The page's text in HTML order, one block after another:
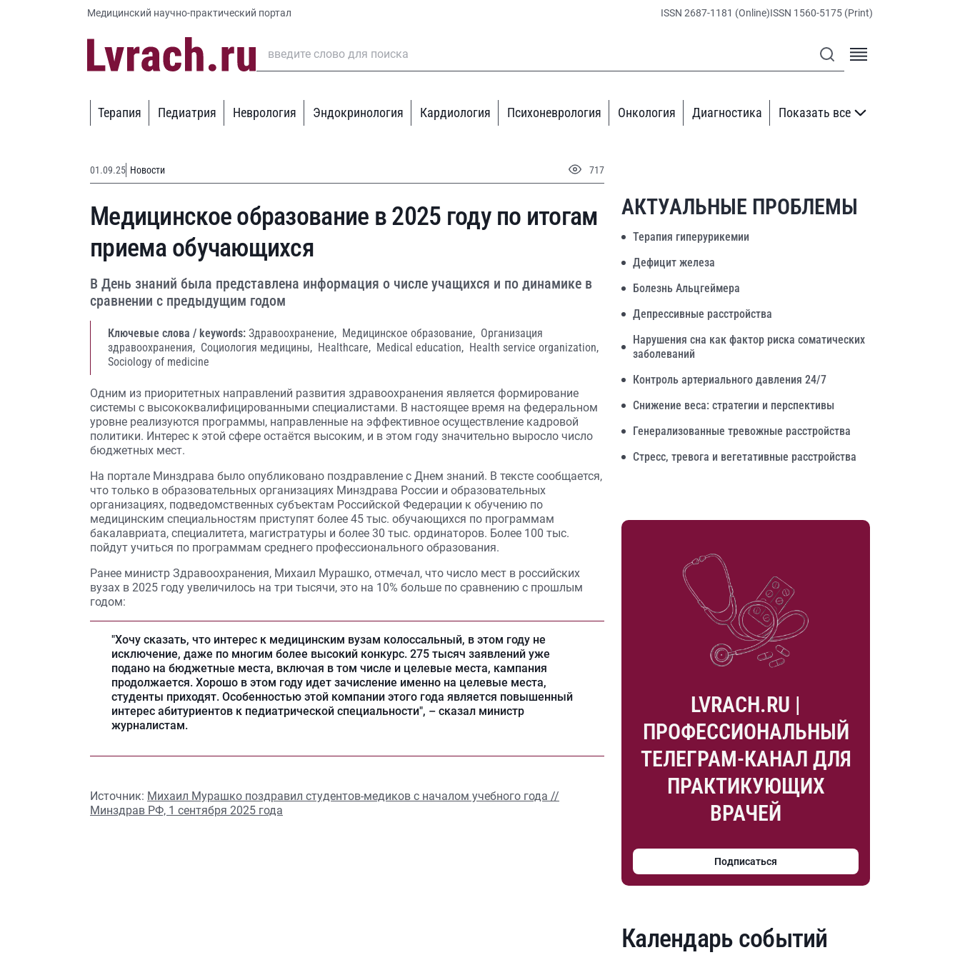
Медицинский научно-практический портал ISSN 2687-1181 (Online)ISSN 1560-5175 (Print)
Терапия Педиатрия Неврология Эндокринология Кардиология Психоневрология Онкология Диагностика Показать все
01.09.25 Новости 717
Медицинское образование в 2025 году по итогам
приема обучающихся
В День знаний была представлена информация о числе учащихся и по динамике в
сравнении с предыдущим годом
Ключевые слова / keywords: Здравоохранение, Медицинское образование, Организация
здравоохранения, Социология медицины, Healthcare, Medical education, Health service organization,
Sociology of medicine
Одним из приоритетных направлений развития здравоохранения является формирование
системы с высококвалифицированными специалистами. В настоящее время на федеральном
уровне реализуются программы, направленные на эффективное осуществление кадровой
политики. Интерес к этой сфере остаётся высоким, и в этом году значительно выросло число
бюджетных мест.
На портале Минздрава было опубликовано поздравление с Днем знаний. В тексте сообщается,
что только в образовательных организациях Минздрава России и образовательных
организациях, подведомственных субъектам Российской Федерации к обучению по
медицинским специальностям приступят более 45 тыс. обучающихся по программам
бакалавриата, специалитета, магистратуры и более 30 тыс. ординаторов. Более 100 тыс.
пойдут учиться по программам среднего профессионального образования.
Ранее министр Здравоохранения, Михаил Мурашко, отмечал, что число мест в российских
вузах в 2025 году увеличилось на три тысячи, это на 10% больше по сравнению с прошлым
годом:
"Хочу сказать, что интерес к медицинским вузам колоссальный, в этом году не
исключение, даже по многим более высокий конкурс. 275 тысяч заявлений уже
подано на бюджетные места, включая в том числе и целевые места, кампания
продолжается. Хорошо в этом году идет зачисление именно на целевые места,
студенты приходят. Особенностью этой компании этого года является повышенный
интерес абитуриентов к педиатрической специальности", – сказал министр
журналистам.
Источник: Михаил Мурашко поздравил студентов-медиков с началом учебного года //
Минздрав РФ, 1 сентября 2025 года
АКТУАЛЬНЫЕ ПРОБЛЕМЫ
Терапия гиперурикемии
Дефицит железа
Болезнь Альцгеймера
Депрессивные расстройства
Нарушения сна как фактор риска соматических
заболеваний
Контроль артериального давления 24/7
Снижение веса: стратегии и перспективы
Генерализованные тревожные расстройства
Стресс, тревога и вегетативные расстройства
LVRACH.RU |
ПРОФЕССИОНАЛЬНЫЙ
ТЕЛЕГРАМ-КАНАЛ ДЛЯ
ПРАКТИКУЮЩИХ
ВРАЧЕЙ
Подписаться
Календарь событий